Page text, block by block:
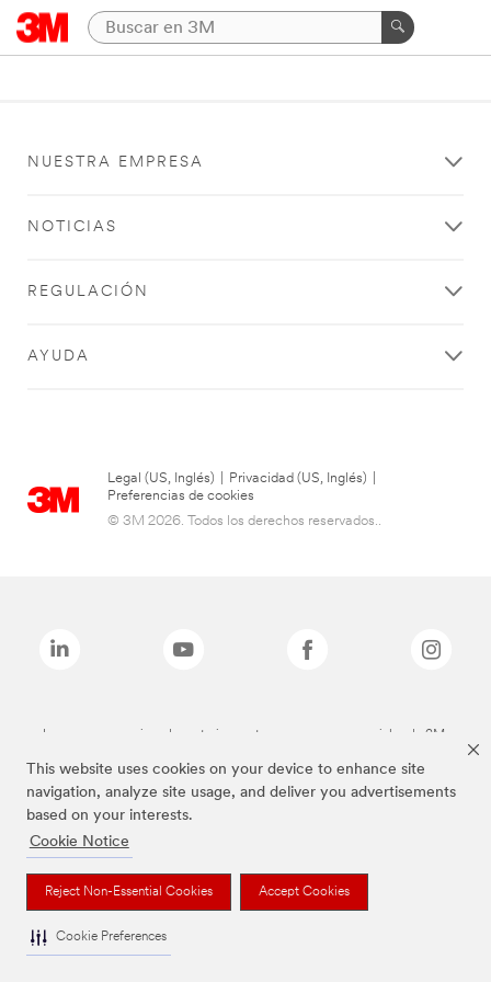
This website uses cookies on your device to enhance site
navigation, analyze site usage, and deliver you advertisements
based on your interests.
Cookie Notice
Reject Non-Essential Cookies Accept Cookies
Cookie Preferences
NUESTRA EMPRESA
NOTICIAS
REGULACIÓN
AYUDA
Legal (US, Inglés) Privacidad (US, Inglés)
Preferencias de cookies
© 3M 2026. Todos los derechos reservados..
Las marcas mencionadas anteriormente son marcas comerciales de 3M.